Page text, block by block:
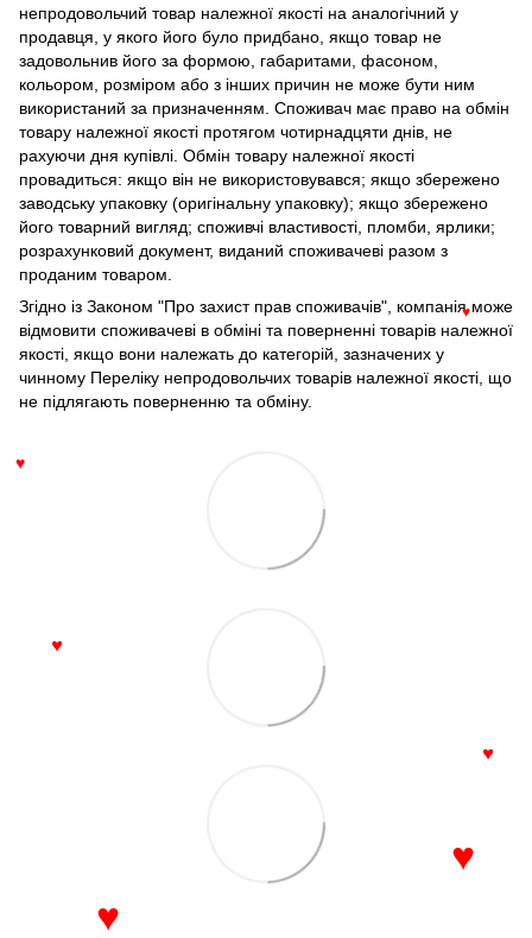
непродовольчий товар належної якості на аналогічний у
продавця, у якого його було придбано, якщо товар не
задовольнив його за формою, габаритами, фасоном,
кольором, розміром або з інших причин не може бути ним
використаний за призначенням. Споживач має право на обмін
товару належної якості протягом чотирнадцяти днів, не
рахуючи дня купівлі. Обмін товару належної якості
провадиться: якщо він не використовувався; якщо збережено
заводську упаковку (оригінальну упаковку); якщо збережено
його товарний вигляд; споживчі властивості, пломби, ярлики;
розрахунковий документ, виданий споживачеві разом з
проданим товаром.
Згідно із Законом "Про захист прав споживачів", компанія може
відмовити споживачеві в обміні та поверненні товарів належної
якості, якщо вони належать до категорій, зазначених у
чинному Переліку непродовольчих товарів належної якості, що
не підлягають поверненню та обміну.